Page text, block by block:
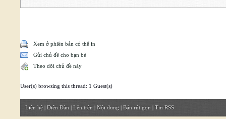
Xem ở phiên bản có thể in
Gửi chủ đề cho bạn bè
Theo dõi chủ đề này
User(s) browsing this thread: 1 Guest(s)
Liên hệ | Diễn Đàn | Lên trên | Nội dung | Bản rút gọn | Tin RSS